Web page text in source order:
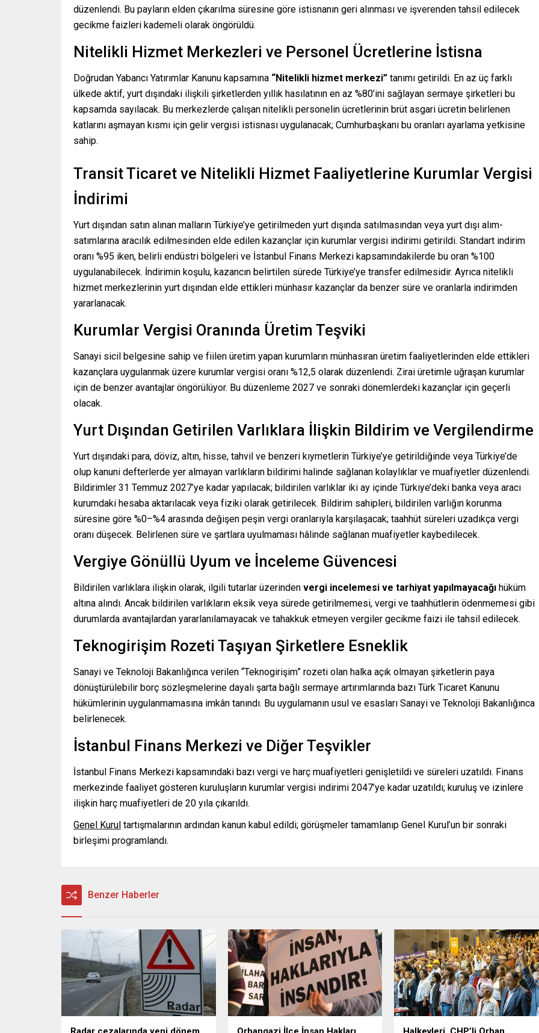
düzenlendi. Bu payların elden çıkarılma süresine göre istisnanın geri alınması ve işverenden tahsil edilecek
gecikme faizleri kademeli olarak öngörüldü.
Nitelikli Hizmet Merkezleri ve Personel Ücretlerine İstisna
Doğrudan Yabancı Yatırımlar Kanunu kapsamına “Nitelikli hizmet merkezi” tanımı getirildi. En az üç farklı
ülkede aktif, yurt dışındaki ilişkili şirketlerden yıllık hasılatının en az %80’ini sağlayan sermaye şirketleri bu
kapsamda sayılacak. Bu merkezlerde çalışan nitelikli personelin ücretlerinin brüt asgari ücretin belirlenen
katlarını aşmayan kısmı için gelir vergisi istisnası uygulanacak; Cumhurbaşkanı bu oranları ayarlama yetkisine
sahip.
Transit Ticaret ve Nitelikli Hizmet Faaliyetlerine Kurumlar Vergisi
İndirimi
Yurt dışından satın alınan malların Türkiye’ye getirilmeden yurt dışında satılmasından veya yurt dışı alım-
satımlarına aracılık edilmesinden elde edilen kazançlar için kurumlar vergisi indirimi getirildi. Standart indirim
oranı %95 iken, belirli endüstri bölgeleri ve İstanbul Finans Merkezi kapsamındakilerde bu oran %100
uygulanabilecek. İndirimin koşulu, kazancın belirtilen sürede Türkiye’ye transfer edilmesidir. Ayrıca nitelikli
hizmet merkezlerinin yurt dışından elde ettikleri münhasır kazançlar da benzer süre ve oranlarla indirimden
yararlanacak.
Kurumlar Vergisi Oranında Üretim Teşviki
Sanayi sicil belgesine sahip ve fiilen üretim yapan kurumların münhasıran üretim faaliyetlerinden elde ettikleri
kazançlara uygulanmak üzere kurumlar vergisi oranı %12,5 olarak düzenlendi. Zirai üretimle uğraşan kurumlar
için de benzer avantajlar öngörülüyor. Bu düzenleme 2027 ve sonraki dönemlerdeki kazançlar için geçerli
olacak.
Yurt Dışından Getirilen Varlıklara İlişkin Bildirim ve Vergilendirme
Yurt dışındaki para, döviz, altın, hisse, tahvil ve benzeri kıymetlerin Türkiye’ye getirildiğinde veya Türkiye’de
olup kanuni defterlerde yer almayan varlıkların bildirimi halinde sağlanan kolaylıklar ve muafiyetler düzenlendi.
Bildirimler 31 Temmuz 2027’ye kadar yapılacak; bildirilen varlıklar iki ay içinde Türkiye’deki banka veya aracı
kurumdaki hesaba aktarılacak veya fiziki olarak getirilecek. Bildirim sahipleri, bildirilen varlığın korunma
süresine göre %0–%4 arasında değişen peşin vergi oranlarıyla karşılaşacak; taahhüt süreleri uzadıkça vergi
oranı düşecek. Belirlenen süre ve şartlara uyulmaması hâlinde sağlanan muafiyetler kaybedilecek.
Vergiye Gönüllü Uyum ve İnceleme Güvencesi
Bildirilen varlıklara ilişkin olarak, ilgili tutarlar üzerinden vergi incelemesi ve tarhiyat yapılmayacağı hüküm
altına alındı. Ancak bildirilen varlıkların eksik veya sürede getirilmemesi, vergi ve taahhütlerin ödenmemesi gibi
durumlarda avantajlardan yararlanılamayacak ve tahakkuk etmeyen vergiler gecikme faizi ile tahsil edilecek.
Teknogirişim Rozeti Taşıyan Şirketlere Esneklik
Sanayi ve Teknoloji Bakanlığınca verilen “Teknogirişim” rozeti olan halka açık olmayan şirketlerin paya
dönüştürülebilir borç sözleşmelerine dayalı şarta bağlı sermaye artırımlarında bazı Türk Ticaret Kanunu
hükümlerinin uygulanmamasına imkân tanındı. Bu uygulamanın usul ve esasları Sanayi ve Teknoloji Bakanlığınca
belirlenecek.
İstanbul Finans Merkezi ve Diğer Teşvikler
İstanbul Finans Merkezi kapsamındaki bazı vergi ve harç muafiyetleri genişletildi ve süreleri uzatıldı. Finans
merkezinde faaliyet gösteren kuruluşların kurumlar vergisi indirimi 2047’ye kadar uzatıldı; kuruluş ve izinlere
ilişkin harç muafiyetleri de 20 yıla çıkarıldı.
Genel Kurul tartışmalarının ardından kanun kabul edildi; görüşmeler tamamlanıp Genel Kurul’un bir sonraki
birleşimi programlandı.
Benzer Haberler